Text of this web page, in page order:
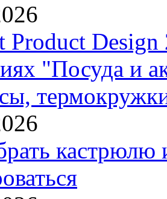
Product Design
"Посуда и
кастрюлю